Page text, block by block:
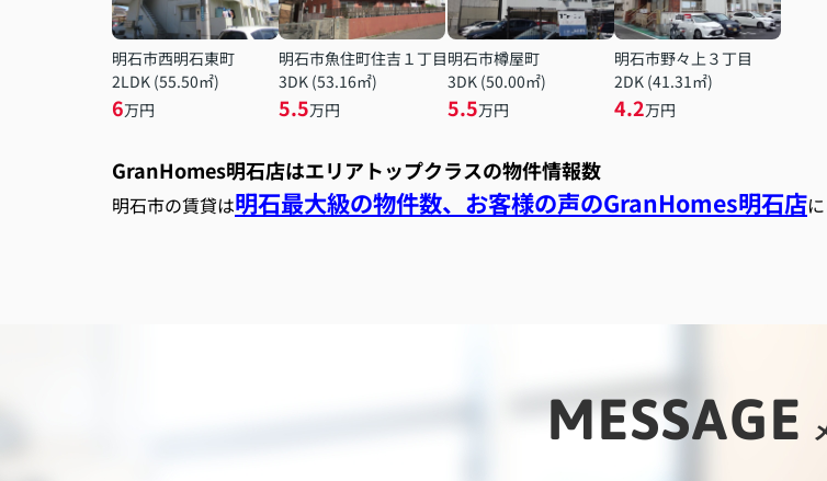
明石市西明石東町
2LDK (55.50㎡)
6万円
明石市魚住町住吉１丁目
3DK (53.16㎡)
5.5万円
明石市樽屋町
3DK (50.00㎡)
5.5万円
明石市野々上３丁目
2DK (41.31㎡)
4.2万円
GranHomes明石店はエリアトップクラスの物件情報数
明石市の賃貸は明石最大級の物件数、お客様の声のGranHomes明石店
MESSAGE